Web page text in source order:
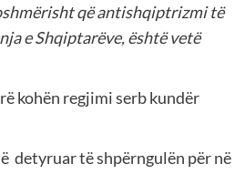
që antishqiptrizmi të
e Shqiptarëve, është vetë
kohën regjimi serb kundër
detyruar të shpërngulën për në